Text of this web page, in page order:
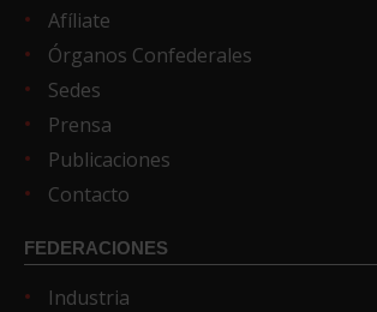
Afíliate
Órganos Confederales
Sedes
Prensa
Publicaciones
Contacto
FEDERACIONES
Industria